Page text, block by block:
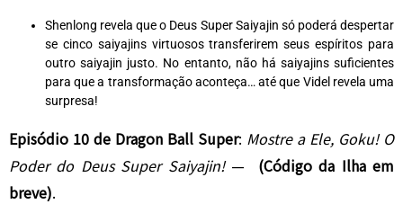
Shenlong revela que o Deus Super Saiyajin só poderá despertar
se cinco saiyajins virtuosos transferirem seus espíritos para
outro saiyajin justo. No entanto, não há saiyajins suficientes
para que a transformação aconteça… até que Videl revela uma
surpresa!
Episódio 10 de Dragon Ball Super: Mostre a Ele, Goku! O
Poder do Deus Super Saiyajin! — (Código da Ilha em
breve).